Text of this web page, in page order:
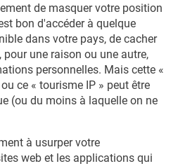
de masquer votre position
bon d'accéder à quelque
dans votre pays, de cacher
une raison ou une autre,
personnelles. Mais cette «
ce « tourisme IP » peut être
(ou du moins à laquelle on ne
à usurper votre
web et les applications qui